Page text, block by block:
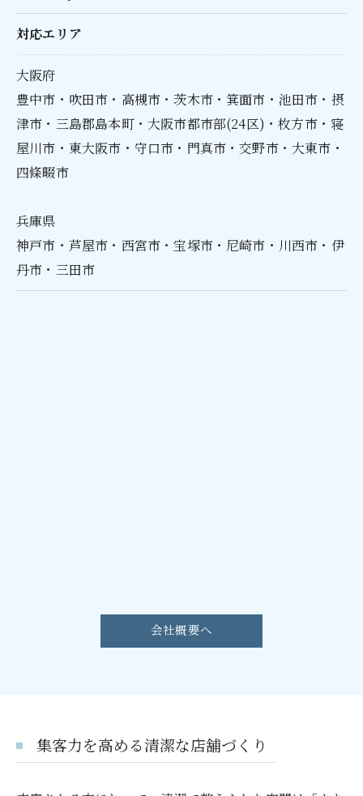
対応エリア
大阪府
豊中市・吹田市・高槻市・茨木市・箕面市・池田市・摂
津市・三島郡島本町・大阪市都市部(24区)・枚方市・寝
屋川市・東大阪市・守口市・門真市・​交野市・大東市・
四條畷市
​兵庫県
神戸市・芦屋市・西宮市・宝塚市・尼崎市・川西市・伊
丹市・三田市
会社概要へ
集客力を高める清潔な店舗づくり